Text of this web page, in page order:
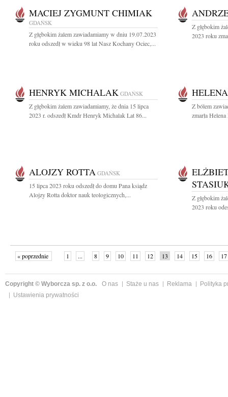
MACIEJ ZYGMUNT CHIMIAK
GDAŃSK
Z głębokim żalem zawiadamiamy w dniu 19.07.2023
roku odszedł w wieku 98 lat Nasz Kochany Ociec,...
Z głębokim
2023 roku
HENRYK MICHALAK GDAŃSK
Z głębokim żalem zawiadamiamy, że dnia 15 lipca
2023 r. odszedł Kmdr Henryk Michalak Lat 86...
Z bólem
zmarła
ALOJZY ROTTA GDAŃSK
15 lipca 2023 roku odszedł do domu Pana ksiądz
Alojzy Rotta doktor nauk teologicznych,...
Z głębokim
2023 roku
« poprzednie 1 ... 8 9 10 11 12 13 14 15 16 17
Copyright © Wyborcza sp. z o.o. O nas Staże u nas Reklama
Polityka
Ustawienia prywatności